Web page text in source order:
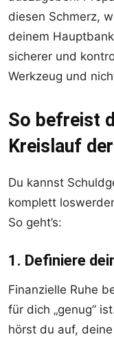
diesen Schmerz,
deinem
sicherer und
Werkzeug und
So befreist
Kreislauf
Du kannst
komplett
So geht’s:
1. Definiere
Finanzielle Ruhe
für dich „genug”
hörst du auf,